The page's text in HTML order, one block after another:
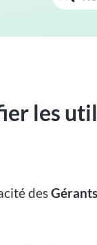
les
des